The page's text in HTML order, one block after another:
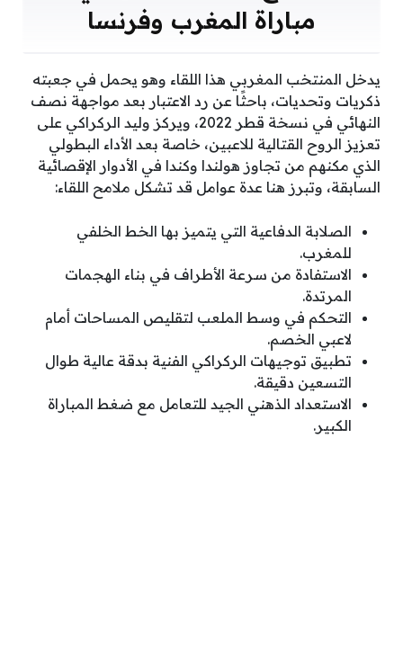
مباراة المغرب وفرنسا
يدخل المنتخب المغربي هذا اللقاء وهو يحمل في جعبته
ذكريات وتحديات، باحثًا عن رد الاعتبار بعد مواجهة نصف
النهائي في نسخة قطر 2022، ويركز وليد الركراكي على
تعزيز الروح القتالية للاعبين، خاصة بعد الأداء البطولي
الذي مكنهم من تجاوز هولندا وكندا في الأدوار الإقصائية
السابقة، وتبرز هنا عدة عوامل قد تشكل ملامح اللقاء:
الصلابة الدفاعية التي يتميز بها الخط الخلفي
للمغرب.
الاستفادة من سرعة الأطراف في بناء الهجمات
المرتدة.
التحكم في وسط الملعب لتقليص المساحات أمام
لاعبي الخصم.
تطبيق توجيهات الركراكي الفنية بدقة عالية طوال
التسعين دقيقة.
الاستعداد الذهني الجيد للتعامل مع ضغط المباراة
الكبير.